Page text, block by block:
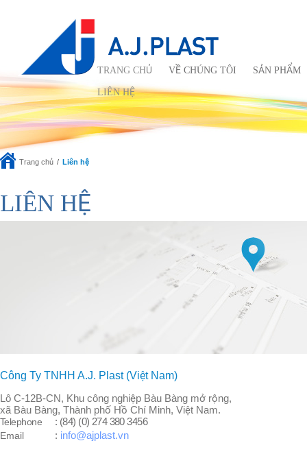
TRANG CHỦ VỀ CHÚNG TÔI SẢN PHẨM
LIÊN HỆ
Trang chủ Liên hệ
LIÊN HỆ
Công Ty TNHH A.J. Plast (Việt Nam)
Lô C-12B-CN, Khu công nghiệp Bàu Bàng mở rộng,
xã Bàu Bàng, Thành phố Hồ Chí Minh, Việt Nam.
Telephone : (84) (0) 274 380 3456
Email : info@ajplast.vn